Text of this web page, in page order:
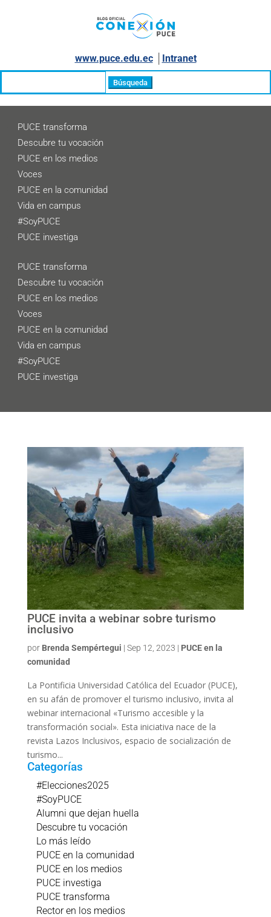
www.puce.edu.ec│ Intranet
PUCE transforma
Descubre tu vocación
PUCE en los medios
Voces
PUCE en la comunidad
Vida en campus
#SoyPUCE
PUCE investiga
PUCE transforma
Descubre tu vocación
PUCE en los medios
Voces
PUCE en la comunidad
Vida en campus
#SoyPUCE
PUCE investiga
PUCE invita a webinar sobre turismo
inclusivo
por Brenda Sempértegui | Sep 12, 2023 | PUCE en la
comunidad
La Pontificia Universidad Católica del Ecuador (PUCE),
en su afán de promover el turismo inclusivo, invita al
webinar internacional «Turismo accesible y la
transformación social». Esta iniciativa nace de la
revista Lazos Inclusivos, espacio de socialización de
turismo...
Categorías
#Elecciones2025
#SoyPUCE
Alumni que dejan huella
Descubre tu vocación
Lo más leído
PUCE en la comunidad
PUCE en los medios
PUCE investiga
PUCE transforma
Rector en los medios